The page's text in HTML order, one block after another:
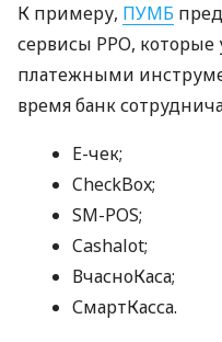
К примеру, ПУМБ
сервисы РРО,
платежными
время банк
E-чек;
CheckBox;
SM-POS;
Cashalot;
ВчасноКаса;
СмартКасса.